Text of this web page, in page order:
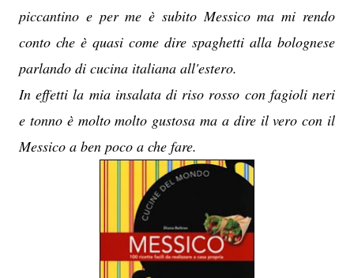
piccantino e per me è subito Messico ma mi rendo
conto che è quasi come dire spaghetti alla bolognese
parlando di cucina italiana all'estero.
In effetti la mia insalata di riso rosso con fagioli neri
e tonno è molto molto gustosa ma a dire il vero con il
Messico a ben poco a che fare.